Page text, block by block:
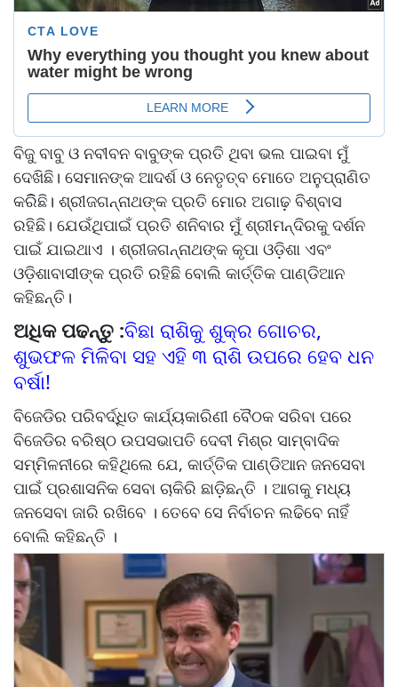
ବିଜୁ ବାବୁ ଓ ନବୀବନ ବାବୁଙ୍କ ପ୍ରତି ଥିବା ଭଲ ପାଇବା ମୁଁ
ଦେଖିଛି। ସେମାନଙ୍କ ଆଦର୍ଶ ଓ ନେତୃତ୍ବ ମୋତେ ଅନୁପ୍ରାଣିତ
କରିିଛି। ଶ୍ରୀଜଗନ୍ନାଥଙ୍କ ପ୍ରତି ମୋର ଅଗାଢ଼ ବିଶ୍ବାସ
ରହିଛି। ଯେଉଁଥିପାଇଁ ପ୍ରତି ଶନିବାର ମୁଁ ଶ୍ରୀମନ୍ଦିରକୁ ଦର୍ଶନ
ପାଇଁ ଯାଇଥାଏ । ଶ୍ରୀଜଗନ୍ନାଥଙ୍କ କୃପା ଓଡ଼ିଶା ଏବଂ
ଓଡ଼ିଶାବାସୀଙ୍କ ପ୍ରତି ରହିଛି ବୋଲି କାର୍ତ୍ତିକ ପାଣ୍ଡିଆନ
କହିଛନ୍ତି।
ଅଧିକ ପଢନ୍ତୁ :ବିଛା ରାଶିକୁ ଶୁକ୍ର ଗୋଚର,
ଶୁଭଫଳ ମିଳିବା ସହ ଏହି ୩ ରାଶି ଉପରେ ହେବ ଧନ
ବର୍ଷା!
ବିଜେଡିର ପରିବର୍ଦ୍ଧିତ କାର୍ଯ୍ୟକାରିଣୀ ବୈଠକ ସରିବା ପରେ
ବିଜେଡିର ବରିଷ୍ଠ ଉପସଭାପତି ଦେବୀ ମିଶ୍ର ସାମ୍ବାଦିକ
ସମ୍ମିଳନୀରେ କହିଥିଲେ ଯେ, କାର୍ତ୍ତିକ ପାଣ୍ଡିଆନ ଜନସେବା
ପାଇଁ ପ୍ରଶାସନିକ ସେବା ଚାକିରି ଛାଡ଼ିଛନ୍ତି । ଆଗକୁ ମଧ୍ୟ
ଜନସେବା ଜାରି ରଖିବେ । ତେବେ ସେ ନିର୍ବାଚନ ଲଢିବେ ନାହିଁ
ବୋଲି କହିଛନ୍ତି ।